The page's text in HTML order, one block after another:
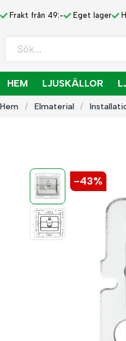
Frakt från 49:- Eget lager
Sök...
HEM LJUSKÄLLOR
Hem Elmaterial
-43%